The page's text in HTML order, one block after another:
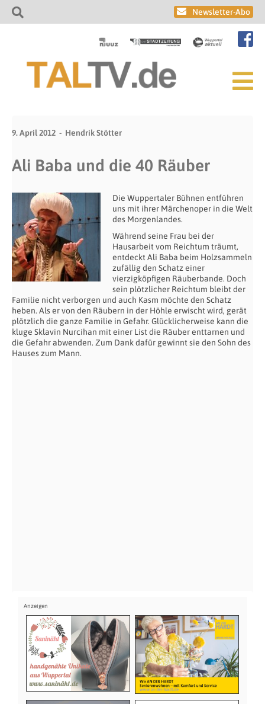
Newsletter-Abo
9. April 2012 Hendrik Stötter
Ali Baba und die 40 Räuber
Die Wuppertaler Bühnen entführen
uns mit ihrer Märchenoper in die Welt
des Morgenlandes.
Während seine Frau bei der
Hausarbeit vom Reichtum träumt,
entdeckt Ali Baba beim Holzsammeln
zufällig den Schatz einer
vierzigköpfigen Räuberbande. Doch
sein plötzlicher Reichtum bleibt der
Familie nicht verborgen und auch Kasm möchte den Schatz
heben. Als er von den Räubern in der Höhle erwischt wird, gerät
plötzlich die ganze Familie in Gefahr. Glücklicherweise kann die
kluge Sklavin Nurcihan mit einer List die Räuber enttarnen und
die Gefahr abwenden. Zum Dank dafür gewinnt sie den Sohn des
Hauses zum Mann.